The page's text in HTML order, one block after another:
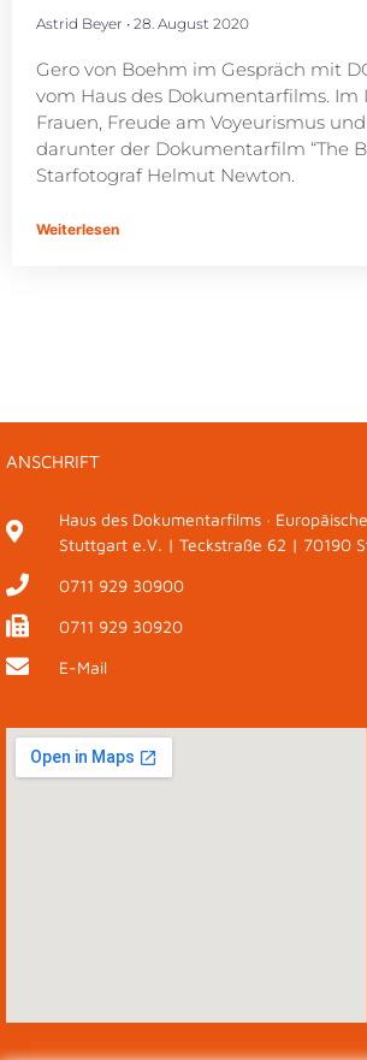
Astrid Beyer 28. August 2020
Gero von Boehm im Gespräch mit
vom Haus des Dokumentarfilms.
Frauen, Freude am Voyeurismus
darunter der Dokumentarfilm “The
Starfotograf Helmut Newton.
Weiterlesen
ANSCHRIFT
Haus des Dokumentarfilms ·
Stuttgart e.V. | Teckstraße 62 | 70190
0711 929 30900
0711 929 30920
E-Mail